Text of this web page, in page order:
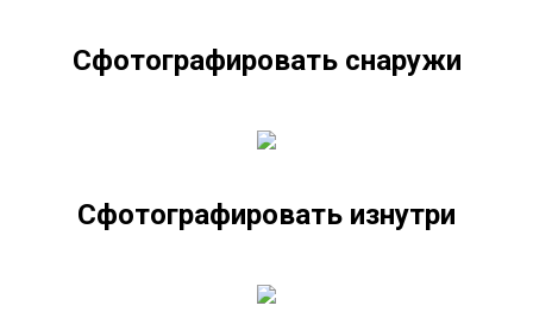
Сфотографировать снаружи
Сфотографировать изнутри